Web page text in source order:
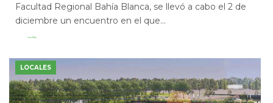
Facultad Regional Bahía Blanca, se llevó a cabo el 2 de
diciembre un encuentro en el que...
Leer Más
LOCALES